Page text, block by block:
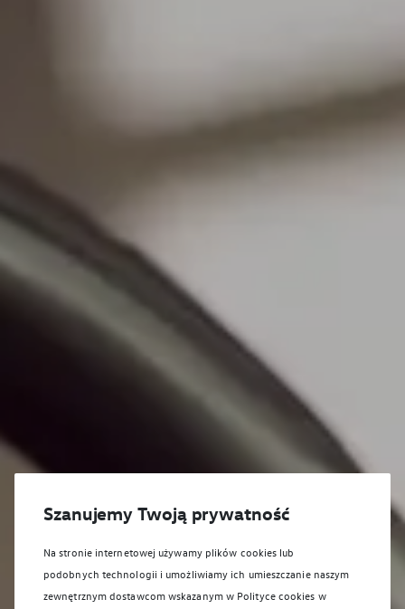
Szanujemy Twoją prywatność
Na stronie internetowej używamy plików cookies lub
podobnych technologii i umożliwiamy ich umieszczanie naszym
zewnętrznym dostawcom wskazanym w Polityce cookies w